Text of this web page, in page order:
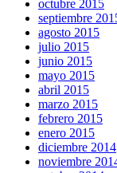
octubre 2015
septiembre
agosto 2015
julio 2015
junio 2015
mayo 2015
abril 2015
marzo 2015
febrero 2015
enero 2015
diciembre 2014
noviembre